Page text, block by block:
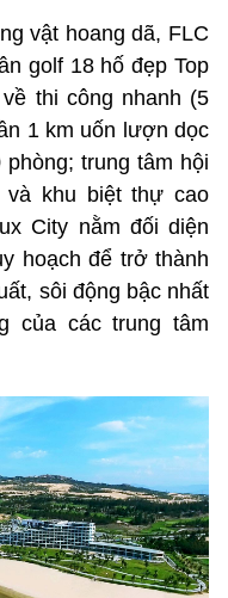
vật hoang dã, FLC
golf 18 hố đẹp Top
thi công nhanh (5
1 km uốn lượn dọc
trung tâm hội
và khu biệt thự cao
City nằm đối diện
hoạch để trở thành
sôi động bậc nhất
của các trung tâm